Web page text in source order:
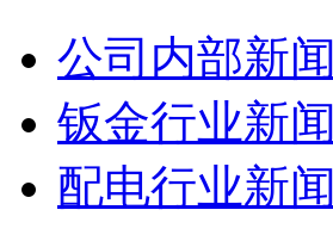
公司内部新闻
钣金行业新闻
配电行业新闻